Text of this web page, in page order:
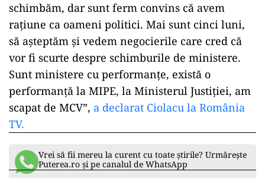
schimbăm, dar sunt ferm convins că avem
rațiune ca oameni politici. Mai sunt cinci luni,
să așteptăm și vedem negocierile care cred că
vor fi scurte despre schimburile de ministere.
Sunt ministere cu performanțe, există o
performanță la MIPE, la Ministerul Justiției, am
scapat de MCV”, a declarat Ciolacu la România
TV.
Vrei să fii mereu la curent cu toate știrile? Urmărește
Puterea.ro și pe canalul de WhatsApp